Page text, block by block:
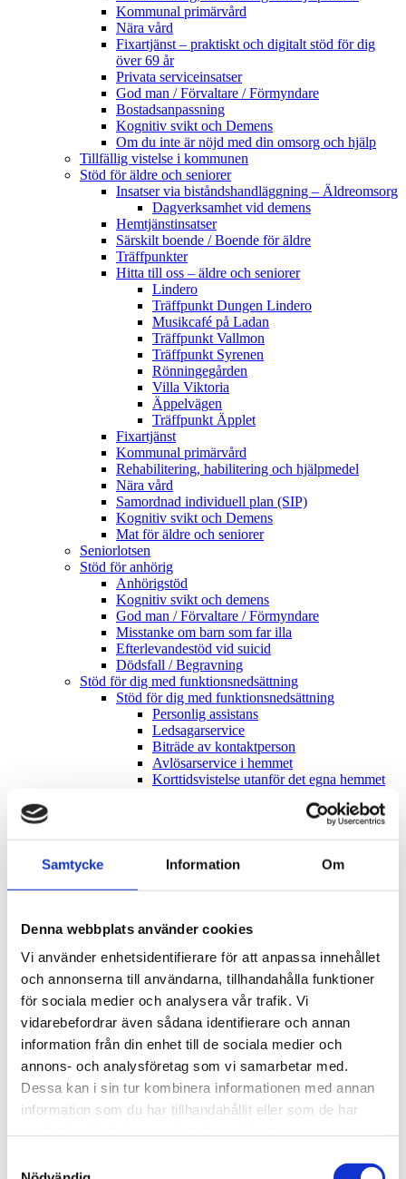
Samtycke Information Om
Denna webbplats använder cookies
Vi använder enhetsidentifierare för att anpassa innehållet
och annonserna till användarna, tillhandahålla funktioner
för sociala medier och analysera vår trafik. Vi
vidarebefordrar även sådana identifierare och annan
information från din enhet till de sociala medier och
annons- och analysföretag som vi samarbetar med.
Dessa kan i sin tur kombinera informationen med annan
information som du har tillhandahållit eller som de har
Kommunal primärvård
Nära vård
Fixartjänst – praktiskt och digitalt stöd för dig
över 69 år
Privata serviceinsatser
God man / Förvaltare / Förmyndare
Bostadsanpassning
Kognitiv svikt och Demens
Om du inte är nöjd med din omsorg och hjälp
Tillfällig vistelse i kommunen
Stöd för äldre och seniorer
Insatser via biståndshandläggning – Äldreomsorg
Dagverksamhet vid demens
Hemtjänstinsatser
Särskilt boende / Boende för äldre
Träffpunkter
Hitta till oss – äldre och seniorer
Lindero
Träffpunkt Dungen Lindero
Musikcafé på Ladan
Träffpunkt Vallmon
Träffpunkt Syrenen
Rönningegården
Villa Viktoria
Äppelvägen
Träffpunkt Äpplet
Fixartjänst
Kommunal primärvård
Rehabilitering, habilitering och hjälpmedel
Nära vård
Samordnad individuell plan (SIP)
Kognitiv svikt och Demens
Mat för äldre och seniorer
Seniorlotsen
Stöd för anhörig
Anhörigstöd
Kognitiv svikt och demens
God man / Förvaltare / Förmyndare
Misstanke om barn som far illa
Efterlevandestöd vid suicid
Dödsfall / Begravning
Stöd för dig med funktionsnedsättning
Stöd för dig med funktionsnedsättning
Personlig assistans
Ledsagarservice
Biträde av kontaktperson
Avlösarservice i hemmet
Korttidsvistelse utanför det egna hemmet
Korttidstillsyn för skolungdom över 12 år
Bostad med särskild service för barn och
ungdomar
Bostad med särskild service för vuxna
Insatser via biståndshandläggning LSS (SoL)
Påsten
Café Smörblomman
Kuggen
Vasa
Slussen och Externa
Stöd för dig med psykisk funktionsnedsättning
God man / Förvaltare / Förmyndare
Rehabilitering, habilitering och hjälpmedel
Bostadsanpassning
Stöd vid resor och i trafik
Stöd för dig som söker arbete eller praktik